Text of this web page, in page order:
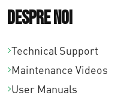
Despre noi
Technical Support
Maintenance Videos
User Manuals